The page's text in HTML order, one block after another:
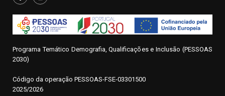
Programa Temático Demografia, Qualificações e Inclusão (PESSOAS
2030)
Código da operação PESSOAS-FSE-03301500
2025/2026